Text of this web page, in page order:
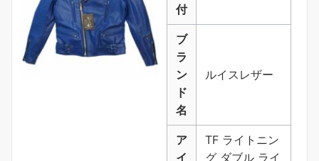
付
ブ
ラ
ン
ド
名
ルイスレザー
ア
イ
TF ライトニン
グ ダブル ライ